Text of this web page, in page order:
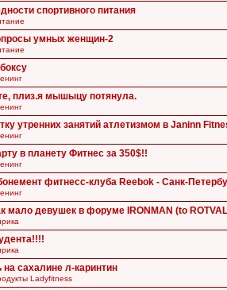
спортивного питания
умных женщин-2
плиз.я мышыцу потянула.
утренних занятий атлетизмом в Janinn
в планету Фитнес за 350$!!
фитнесс-клуба Reebok - Санк-
мало девушек в форуме IRONMAN (to
на сахалине л-каринтин
Ladyfitness